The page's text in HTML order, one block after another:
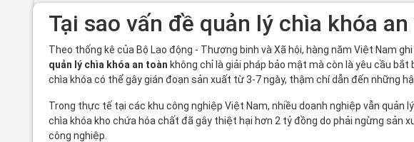
Tại sao vấn đề quản lý chìa khóa
Theo thống kê của Bộ Lao động - Thương binh và Xã hội, hàng năm Việt Nam
quản lý chìa khóa an toàn không chỉ là giải pháp bảo mật mà còn là yêu cầu
chìa khóa có thể gây gián đoạn sản xuất từ 3-7 ngày, thậm chí dẫn đến những
Trong thực tế tại các khu công nghiệp Việt Nam, nhiều doanh nghiệp vẫn quản
chìa khóa kho chứa hóa chất đã gây thiệt hại hơn 2 tỷ đồng do phải ngừng sản
công nghiệp.